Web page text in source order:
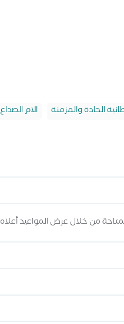
الحادة والمزمنة الام الصداع